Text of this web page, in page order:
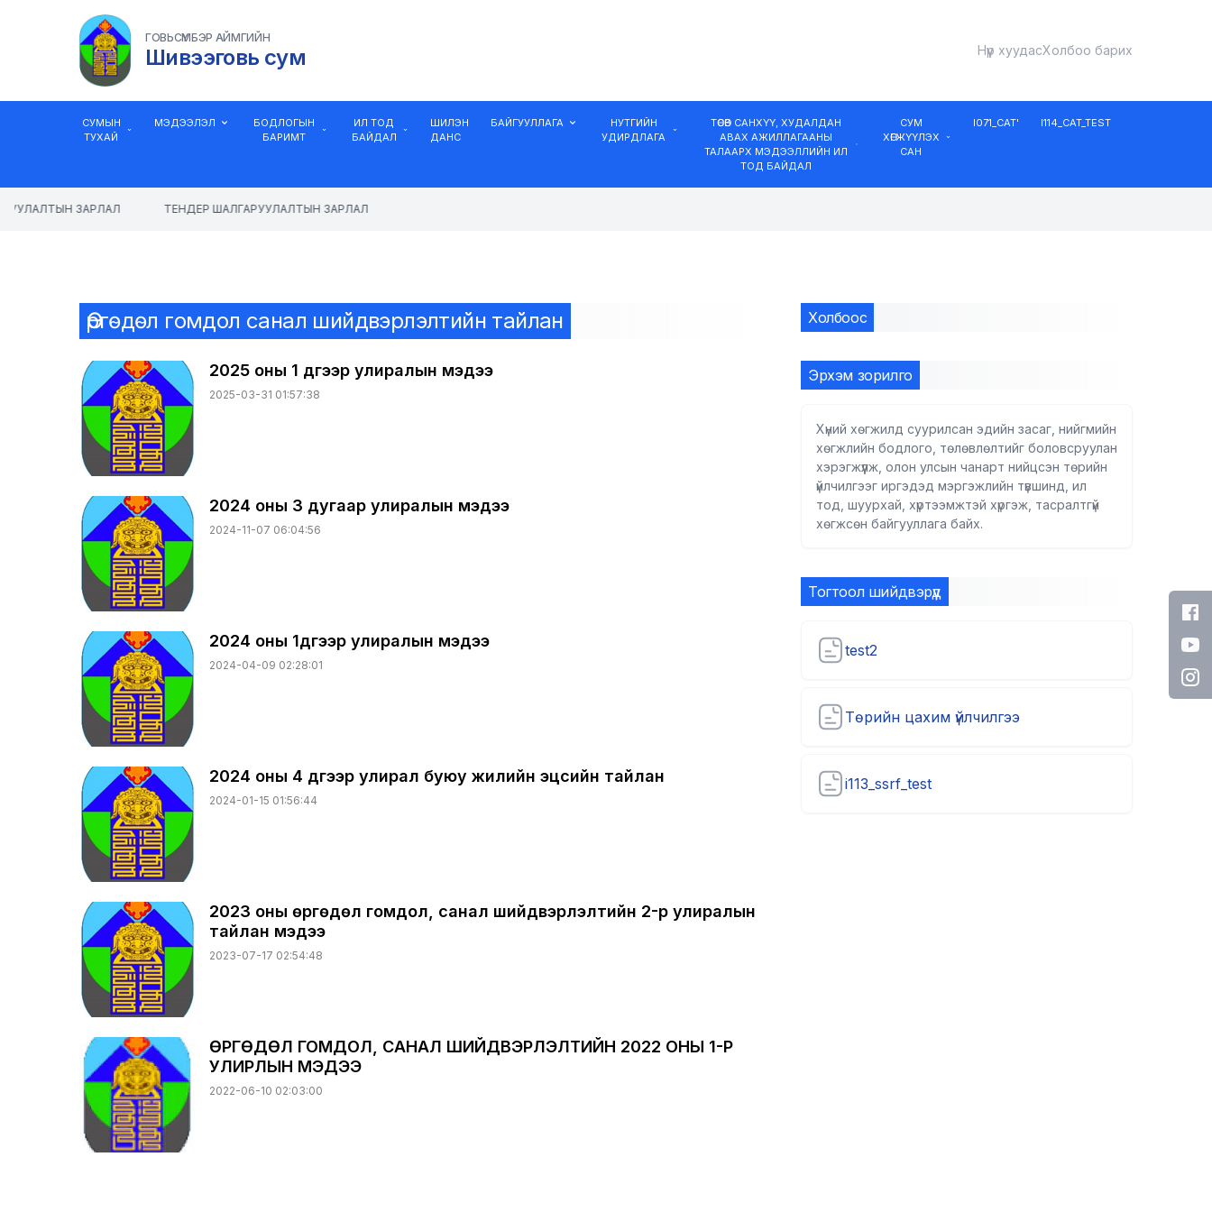
ГОВЬСҮМБЭР АЙМГИЙН
Шивээговь сум Нүүр хуудасХолбоо барих
СУМЫН
ТУХАЙ
МЭДЭЭЛЭЛ
БОДЛОГЫН
БАРИМТ
ИЛ ТОД
БАЙДАЛ
ШИЛЭН
ДАНС
БАЙГУУЛЛАГА
НУТГИЙН
УДИРДЛАГА
ТӨСӨВ САНХҮҮ, ХУДАЛДАН
АВАХ АЖИЛЛАГААНЫ
ТАЛААРХ МЭДЭЭЛЛИЙН ИЛ
ТОД БАЙДАЛ
СУМ
ХӨГЖҮҮЛЭХ
САН
I071_CAT' I114_CAT_TEST
ЗАРЛАЛ ТЕНДЕР ШАЛГАРУУЛАЛТЫН ЗАРЛАЛ
Өргөдөл гомдол санал шийдвэрлэлтийн тайлан
2025 оны 1 дүгээр улиралын мэдээ
2025-03-31 01:57:38
2024 оны 3 дугаар улиралын мэдээ
2024-11-07 06:04:56
2024 оны 1дүгээр улиралын мэдээ
2024-04-09 02:28:01
2024 оны 4 дүгээр улирал буюу жилийн эцсийн тайлан
2024-01-15 01:56:44
2023 оны өргөдөл гомдол, санал шийдвэрлэлтийн 2-р улиралын
тайлан мэдээ
2023-07-17 02:54:48
ӨРГӨДӨЛ ГОМДОЛ, САНАЛ ШИЙДВЭРЛЭЛТИЙН 2022 ОНЫ 1-Р
УЛИРЛЫН МЭДЭЭ
2022-06-10 02:03:00
Холбоос
Эрхэм зорилго
Хүний хөгжилд суурилсан эдийн засаг, нийгмийн
хөгжлийн бодлого, төлөвлөлтийг боловсруулан
хэрэгжүүлж, олон улсын чанарт нийцсэн төрийн
үйлчилгээг иргэдэд мэргэжлийн түвшинд, ил
тод, шуурхай, хүртээмжтэй хүргэж, тасралтгүй
хөгжсөн байгууллага байх.
Тогтоол шийдвэрүүд
test2
Төрийн цахим үйлчилгээ
i113_ssrf_test